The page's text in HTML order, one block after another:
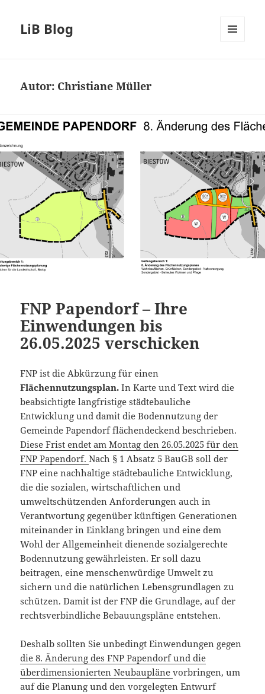
LiB Blog
Autor: Christiane Müller
FNP Papendorf – Ihre
Einwendungen bis
26.05.2025 verschicken
FNP ist die Abkürzung für einen
Flächennutzungsplan.In Karte und Text wird die
beabsichtigte langfristige städtebauliche
Entwicklung und damit die Bodennutzung der
Gemeinde Papendorf flächendeckend beschrieben.
Diese Frist endet am Montag den 26.05.2025 für den
FNP Papendorf.Nach § 1 Absatz 5 BauGB soll der
FNP eine nachhaltige städtebauliche Entwicklung,
die die sozialen, wirtschaftlichen und
umweltschützenden Anforderungen auch in
Verantwortung gegenüber künftigen Generationen
miteinander in Einklang bringen und eine dem
Wohl der Allgemeinheit dienende sozialgerechte
Bodennutzung gewährleisten. Er soll dazu
beitragen, eine menschenwürdige Umwelt zu
sichern und die natürlichen Lebensgrundlagen zu
schützen. Damit ist der FNP die Grundlage, auf der
rechtsverbindliche Bebauungspläne entstehen.
Deshalb sollten Sie unbedingt Einwendungen gegen
die 8. Änderung des FNP Papendorf und die
überdimensionierten Neubauplänevorbringen, um
auf die Planung und den vorgelegten Entwurf